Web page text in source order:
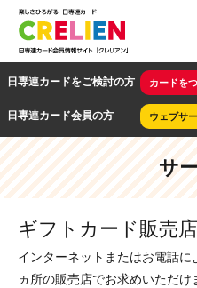
日専連カードをご検討の方 カードを
日専連カード会員の方 ウェブサ
サ
ギフトカード販売店
インターネットまたはお電話
ヵ所の販売店でお求めいただけ